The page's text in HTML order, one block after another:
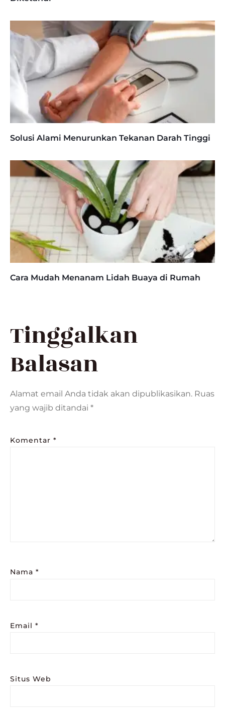
Solusi Alami Menurunkan Tekanan Darah Tinggi
Cara Mudah Menanam Lidah Buaya di Rumah
Tinggalkan
Balasan
Alamat email Anda tidak akan dipublikasikan. Ruas
yang wajib ditandai *
Komentar *
Nama *
Email *
Situs Web